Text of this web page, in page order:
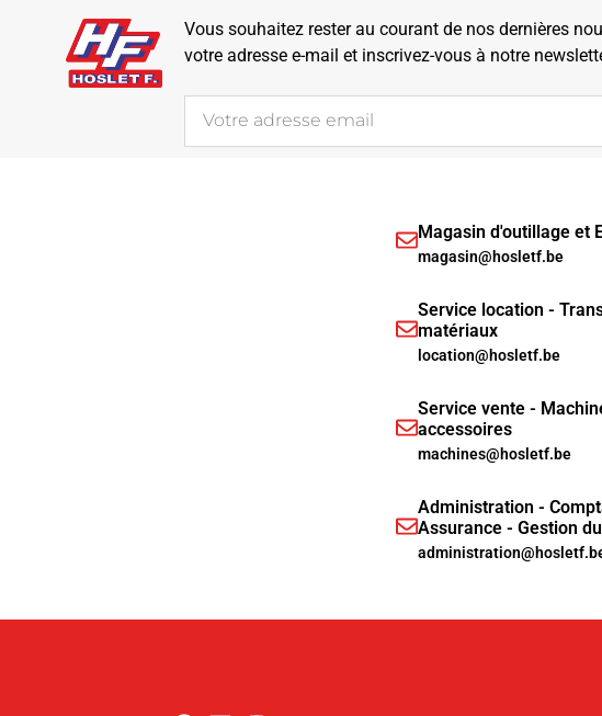
Vous souhaitez rester au courant de nos dernières
votre adresse e-mail et inscrivez-vous à notre
Magasin d'outillage et
magasin@hosletf.be
Service location -
matériaux
location@hosletf.be
Service vente -
accessoires
machines@hosletf.be
Administration -
Assurance - Gestion